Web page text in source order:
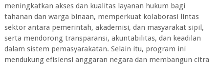
meningkatkan akses dan kualitas layanan hukum bagi
tahanan dan warga binaan, memperkuat kolaborasi lintas
sektor antara pemerintah, akademisi, dan masyarakat sipil,
serta mendorong transparansi, akuntabilitas, dan keadilan
dalam sistem pemasyarakatan. Selain itu, program ini
mendukung efisiensi anggaran negara dan membangun citra